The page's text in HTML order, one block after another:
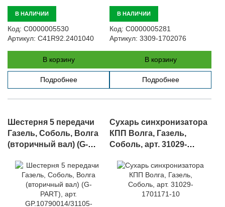
В НАЛИЧИИ
Код: С0000005530
Артикул: C41R92.2401040
В корзину
Подробнее
В НАЛИЧИИ
Код: С0000005281
Артикул: 3309-1702076
В корзину
Подробнее
Шестерня 5 передачи
Газель, Соболь, Волга
(вторичный вал) (G-
GP.10790014/31105-
1701152
Сухарь синхронизатора
КПП Волга, Газель,
Соболь, арт. 31029-